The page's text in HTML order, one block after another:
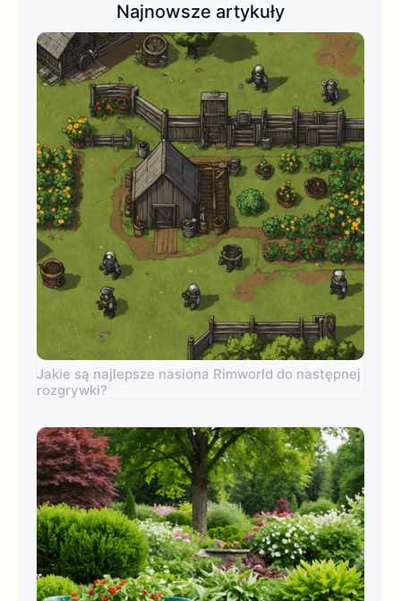
Najnowsze artykuły
Jakie są najlepsze nasiona Rimworld do następnej
rozgrywki?